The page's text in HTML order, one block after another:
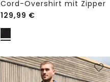
Cord-Overshirt mit Zipper
129,99 €